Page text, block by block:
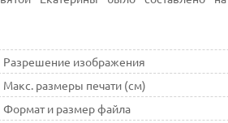
Разрешение изображения
Макс. размеры печати (см)
Формат и размер файла